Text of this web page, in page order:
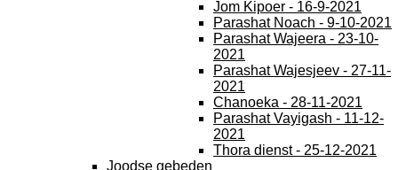
Jom Kipoer - 16-9-2021
Parashat Noach - 9-10-2021
Parashat Wajeera - 23-10-
2021
Parashat Wajesjeev - 27-11-
2021
Chanoeka - 28-11-2021
Parashat Vayigash - 11-12-
2021
Thora dienst - 25-12-2021
Joodse gebeden